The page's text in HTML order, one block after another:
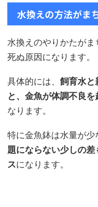
水換えの方法がま
水換えのやりかたが
死ぬ原因になります。
具体的には、 飼育水と
と、金魚が体調不良
なります。
特に金魚鉢は水量が少
題にならない少しの
スになります。